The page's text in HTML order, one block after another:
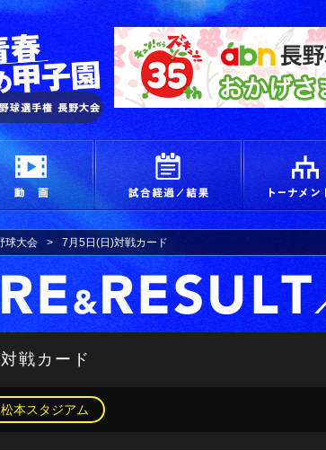
燃えろ！青春 つかめ甲子園
動画 試合経過＆結果
球大会 7月5日(日)対戦カード
戦カード
本スタジアム